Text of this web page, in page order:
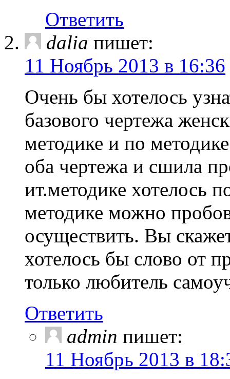
Ответить
dalia пишет:
11 Ноябрь 2013 в 16:36
Очень бы хотелось
базового чертежа
методике и по
оба чертежа и сшила
ит.методике хотелось
методике можно
осуществить. Вы
хотелось бы слово от
только любитель
Ответить
admin пишет:
11 Ноябрь 2013 в